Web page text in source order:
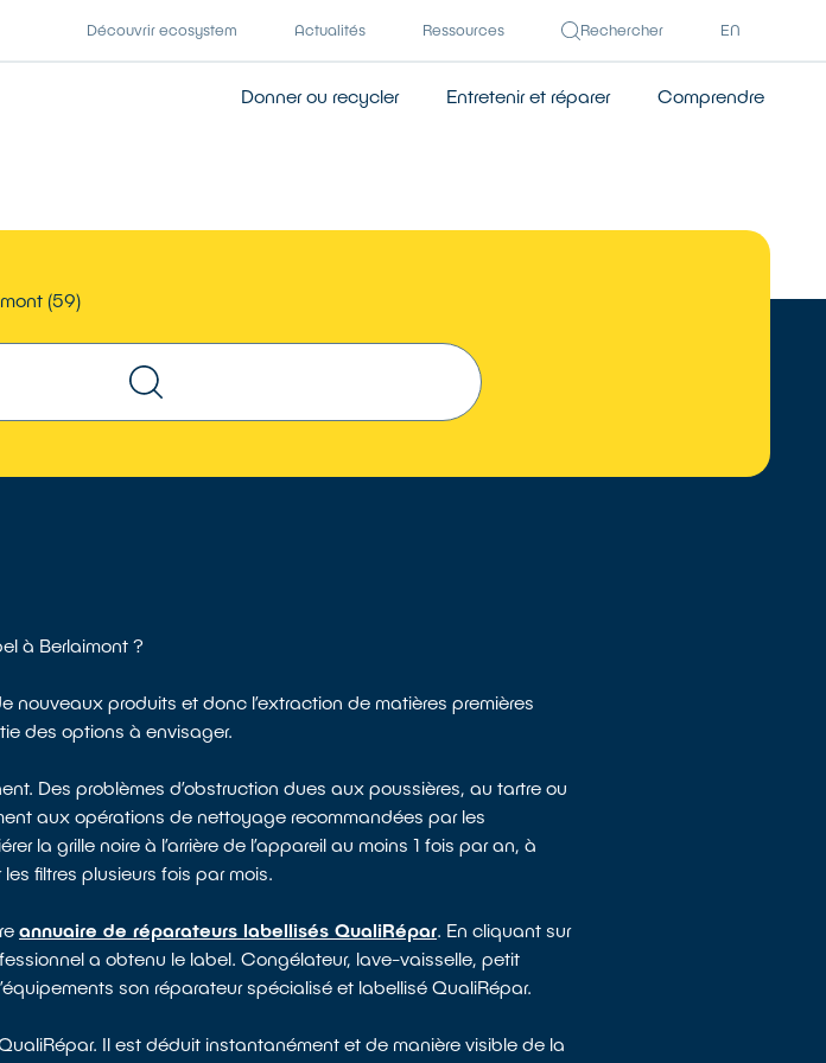
Découvrir ecosystem Actualités Ressources Rechercher EN
Donner ou recycler Entretenir et réparer Comprendre
(59)
à Berlaimont ?
nouveaux produits et donc l’extraction de matières premières
des options à envisager.
Des problèmes d’obstruction dues aux poussières, au tartre ou
aux opérations de nettoyage recommandées par les
la grille noire à l’arrière de l’appareil au moins 1 fois par an, à
filtres plusieurs fois par mois.
annuaire de réparateurs labellisés QualiRépar. En cliquant sur
a obtenu le label. Congélateur, lave-vaisselle, petit
son réparateur spécialisé et labellisé QualiRépar.
Il est déduit instantanément et de manière visible de la